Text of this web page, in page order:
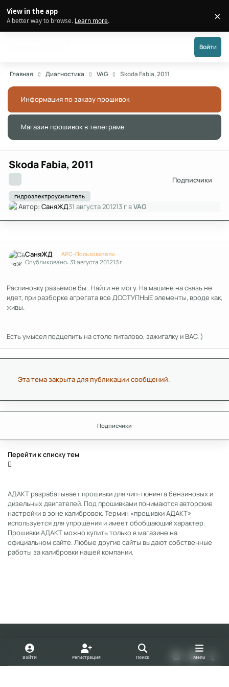
View in the app
A better way to browse. Learn more. ×
Войти
Главная Диагностика VAG Skoda Fabia, 2011
Информация по заказу прошивок
Магазин прошивок в телеграме
Skoda Fabia, 2011
гидроэлектроусилитель
Подписчики
Автор:СаняЖД31 августа 201213 г вVAG
СаняЖД APC-Пользователи
Опубликовано:31 августа 201213 г
Распиновку разъемов бы.. Найти не могу. На машине на связь не
идет, при разборке агрегата все ДОСТУПНЫЕ элементы, вроде как,
живы.
Есть умысел подцепить на столе питалово, зажигалку и ВАС. )
Эта тема закрыта для публикации сообщений.
Подписчики
Перейти к списку тем
АДАКТ разрабатывает прошивки для чип-тюнинга бензиновых и
дизельных двигателей. Под прошивками понимаются авторские
настройки в зоне калибровок. Термин «прошивки АДАКТ»
используется для упрощения и имеет обобщающий характер.
Прошивки АДАКТ можно купить только в магазине на
официальном сайте. Любые другие сайты выдают собственные
работы за калибровки нашей компании.
Light ModeDark ModeSystem Preference
k
o
t
u
Войти Регистрация Поиск Menu